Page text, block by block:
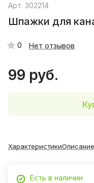
Арт. 302214
Шпажки для
0 Нет отзывов
99 руб.
ХарактеристикиОписание
Есть в наличии